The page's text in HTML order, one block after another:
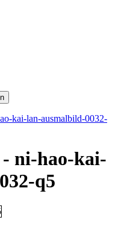
kai-lan-ausmalbild-0032-
- ni-hao-kai-
q5